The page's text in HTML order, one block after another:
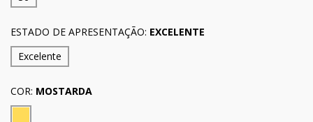
ESTADO DE APRESENTAÇÃO: EXCELENTE
Excelente
COR: MOSTARDA